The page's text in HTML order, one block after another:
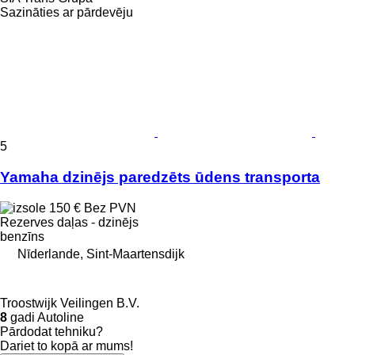
Sazināties ar pārdevēju
5
Yamaha dzinējs paredzēts ūdens transporta
150 € Bez PVN
Rezerves daļas - dzinējs
benzīns
Nīderlande, Sint-Maartensdijk
Troostwijk Veilingen B.V.
8 gadi Autoline
Pārdodat tehniku?
Dariet to kopā ar mums!